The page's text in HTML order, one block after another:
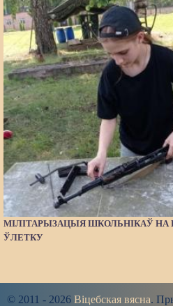
МІЛІТАРЫЗАЦЫЯ ШКОЛЬНІКАЎ НА
ЎЛЕТКУ
© 2011 - 2026 Віцебская вясна.